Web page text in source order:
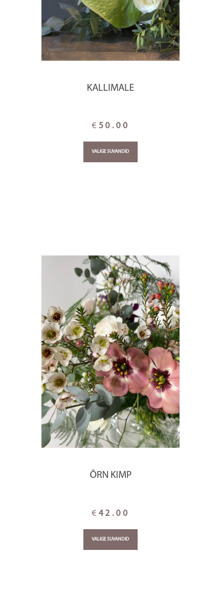
KALLIMALE
€ 50.00
VALIGE SUVANDID
ÕRN KIMP
€ 42.00
VALIGE SUVANDID